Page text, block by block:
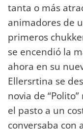
tanta o más
animadores de
primeros
se encendió la
ahora en su
Ellersrtina se
novia de
el pasto a un
conversaba con